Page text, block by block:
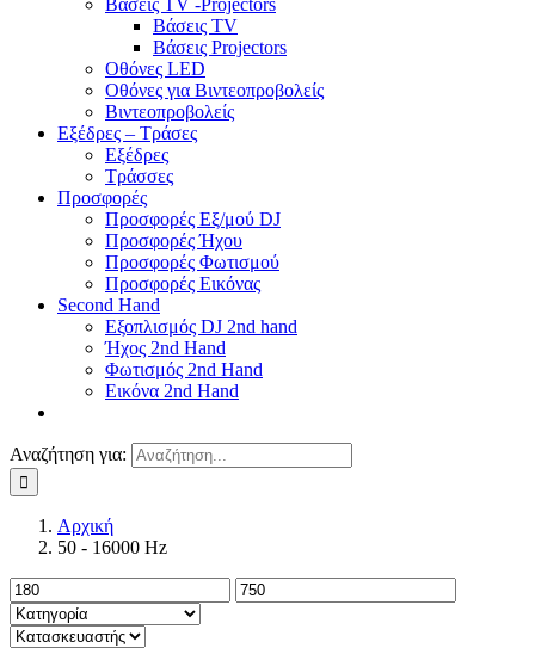
Βάσεις TV -Projectors
Βάσεις TV
Βάσεις Projectors
Οθόνες LED
Οθόνες για Βιντεοπροβολείς
Βιντεοπροβολείς
Εξέδρες – Τράσες
Εξέδρες
Τράσσες
Προσφορές
Προσφορές Εξ/μού DJ
Προσφορές Ήχου
Προσφορές Φωτισμού
Προσφορές Εικόνας
Second Hand
Εξοπλισμός DJ 2nd hand
Ήχος 2nd Hand
Φωτισμός 2nd Hand
Εικόνα 2nd Hand
Αναζήτηση για:
Αρχική
50 - 16000 Hz